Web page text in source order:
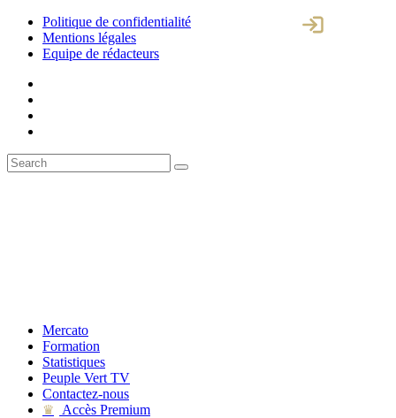
Politique de confidentialité
Mentions légales
Equipe de rédacteurs
Mercato
Formation
Statistiques
Peuple Vert TV
Contactez-nous
♛
Accès Premium